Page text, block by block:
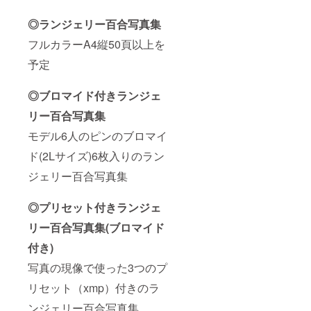
◎ランジェリー百合写真集
フルカラーA4縦50頁以上を
予定
◎ブロマイド付きランジェ
リー百合写真集
モデル6人のピンのブロマイ
ド(2Lサイズ)6枚入りのラン
ジェリー百合写真集
◎プリセット付きランジェ
リー百合写真集(ブロマイド
付き)
写真の現像で使った3つのプ
リセット（xmp）付きのラ